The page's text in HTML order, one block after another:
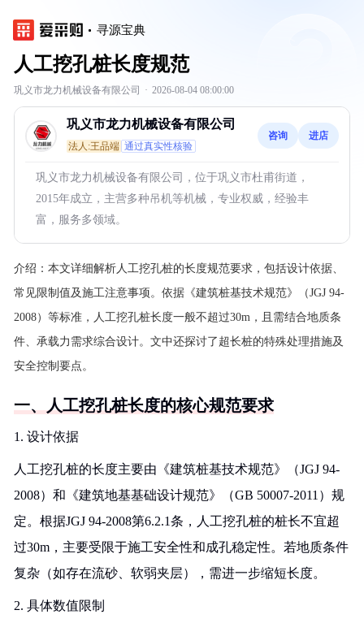
寻源宝典
人工挖孔桩长度规范
巩义市龙力机械设备有限公司 · 2026-08-04 08:00:00
巩义市龙力机械设备有限公司
法人:王品端 通过真实性核验
咨询 进店
巩义市龙力机械设备有限公司，位于巩义市杜甫街道，
2015年成立，主营多种吊机等机械，专业权威，经验丰
富，服务多领域。
介绍： 本文详细解析人工挖孔桩的长度规范要求，包括设计依据、
常见限制值及施工注意事项。依据《建筑桩基技术规范》（JGJ 94-
2008）等标准，人工挖孔桩长度一般不超过30m，且需结合地质条
件、承载力需求综合设计。文中还探讨了超长桩的特殊处理措施及
安全控制要点。
一、人工挖孔桩长度的核心规范要求
1. 设计依据
人工挖孔桩的长度主要由《建筑桩基技术规范》（JGJ 94-
2008）和《建筑地基基础设计规范》（GB 50007-2011）规
定。根据JGJ 94-2008第6.2.1条，人工挖孔桩的桩长不宜超
过30m，主要受限于施工安全性和成孔稳定性。若地质条件
复杂（如存在流砂、软弱夹层），需进一步缩短长度。
2. 具体数值限制